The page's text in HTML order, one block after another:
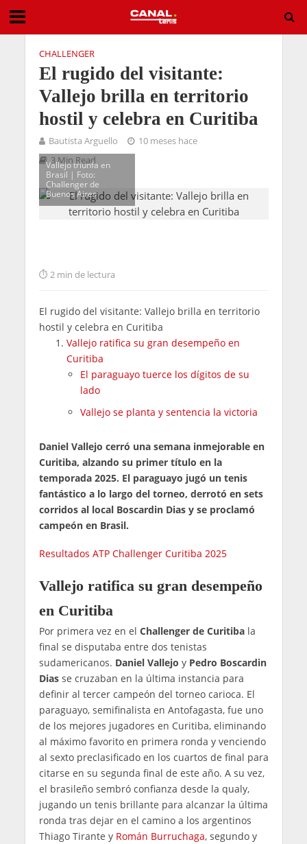
CHALLENGER
El rugido del visitante:
Vallejo brilla en territorio
hostil y celebra en Curitiba
Bautista Arguello
10 meses hace
3 Min Read
Vallejo triunfa en
Brasil | Foto:
Challenger de
Buenos Aires
2 min de lectura
El rugido del visitante: Vallejo brilla en territorio
hostil y celebra en Curitiba
Vallejo ratifica su gran desempeño en
Curitiba
El paraguayo tuerce los dígitos de su
lado
Vallejo se planta y sentencia la victoria
Daniel Vallejo cerró una semana inmejorable en
Curitiba, alzando su primer título en la
temporada 2025. El paraguayo jugó un tenis
fantástico a lo largo del torneo, derrotó en sets
corridos al local Boscardin Dias y se proclamó
campeón en Brasil.
Resultados ATP Challenger Curitiba 2025
Vallejo ratifica su gran desempeño
en Curitiba
Por primera vez en el Challenger de Curitibala
final se disputaba entre dos tenistas
sudamericanos. Daniel Vallejo y Pedro Boscardin
Diasse cruzaban en la última instancia para
definir al tercer campeón del torneo carioca. El
paraguayo, semifinalista en Antofagasta, fue uno
de los mejores jugadores en Curitiba, eliminando
al máximo favorito en primera ronda y venciendo
al sexto preclasificado en los cuartos de final para
citarse en su segunda final de este año. A su vez,
el brasileño sembró confianza desde la qualy,
jugando un tenis brillante para alcanzar la última
ronda tras dejar en el camino a los argentinos
Thiago Tirante y Román Burruchaga, segundo y